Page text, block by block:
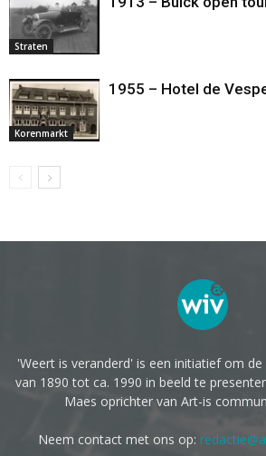
Straten
Korenmarkt
1955 – Hotel de
'Weert is veranderd' is een initiatief om
van 1890 tot ca. 1990 in beeld te
Maes oprichter van Art-is
Neem contact met ons op: